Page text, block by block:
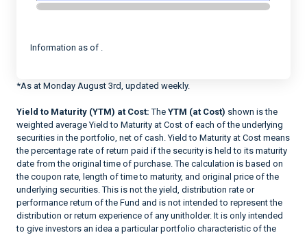
Information as of .
*As at Monday August 3rd, updated weekly.
Yield to Maturity (YTM) at Cost: The YTM (at Cost) shown is the
weighted average Yield to Maturity at Cost of each of the underlying
securities in the portfolio, net of cash. Yield to Maturity at Cost means
the percentage rate of return paid if the security is held to its maturity
date from the original time of purchase. The calculation is based on
the coupon rate, length of time to maturity, and original price of the
underlying securities. This is not the yield, distribution rate or
performance return of the Fund and is not intended to represent the
distribution or return experience of any unitholder. It is only intended
to give investors an idea a particular portfolio characteristic of the